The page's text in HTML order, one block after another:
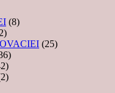
(8)
(25)